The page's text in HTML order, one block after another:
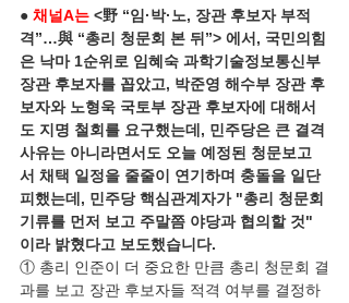
● 채널A는 <野 “임·박·노, 장관 후보자 부적
격”…與 “총리 청문회 본 뒤”> 에서, 국민의힘
은 낙마 1순위로 임혜숙 과학기술정보통신부
장관 후보자를 꼽았고, 박준영 해수부 장관 후
보자와 노형욱 국토부 장관 후보자에 대해서
도 지명 철회를 요구했는데, 민주당은 큰 결격
사유는 아니라면서도 오늘 예정된 청문보고
서 채택 일정을 줄줄이 연기하며 충돌을 일단
피했는데, 민주당 핵심관계자가 "총리 청문회
기류를 먼저 보고 주말쯤 야당과 협의할 것"
이라 밝혔다고 보도했습니다.
① 총리 인준이 더 중요한 만큼 총리 청문회 결
과를 보고 장관 후보자들 적격 여부를 결정하